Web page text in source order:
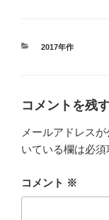
カ
2017年作
コメントを残
メールアドレス
いている欄は必須
コメント ※